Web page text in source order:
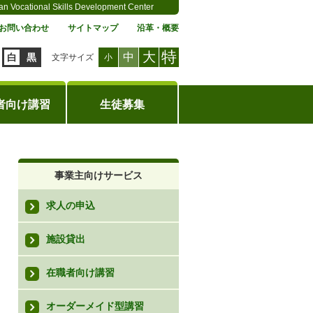
Vocational Skills Development Center
向け講習 生徒募集
白 黒 文字サイズ 小 中 大 特
お問い合わせ サイトマップ 沿革・概要
事業主向けサービス
求人の申込
施設貸出
在職者向け講習
オーダーメイド型講習